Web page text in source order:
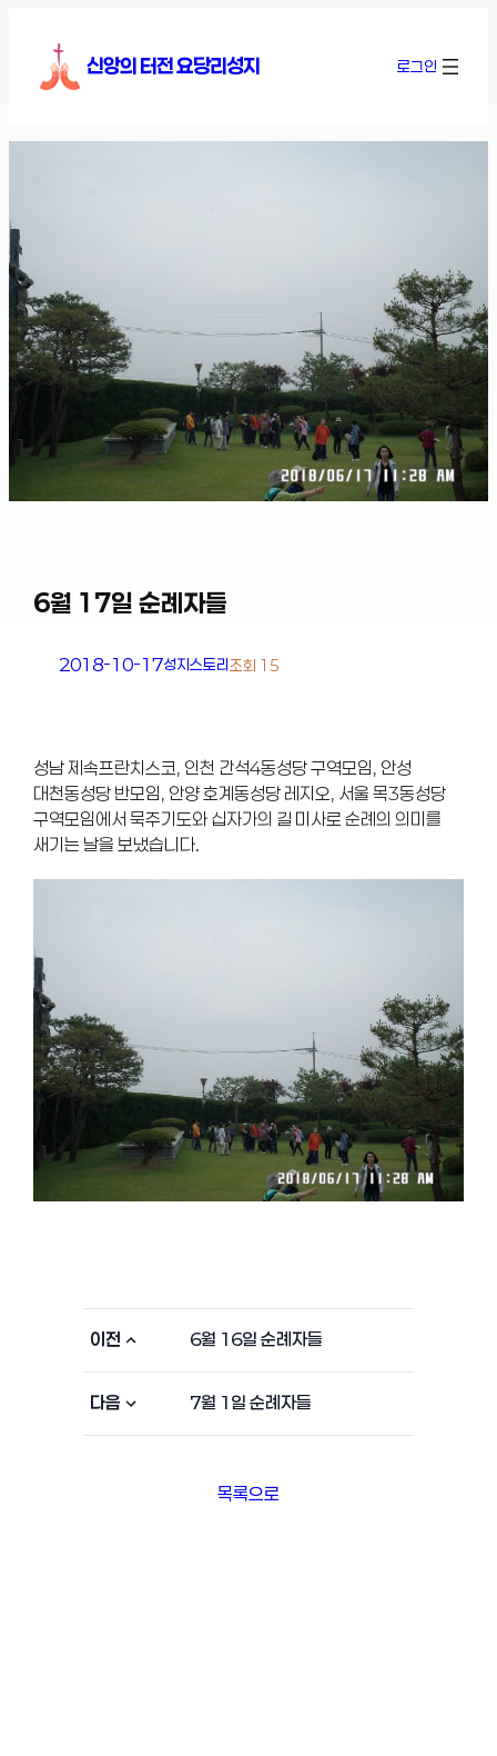
신앙의 터전 요당리성지 로그인
6월 17일 순례자들
2018-10-17성지스토리조회 15
성남 제속프란치스코, 인천 간석4동성당 구역모임, 안성
대천동성당 반모임, 안양 호계동성당 레지오, 서울 목3동성당
구역모임에서 묵주기도와 십자가의 길 미사로 순례의 의미를
새기는 날을 보냈습니다.
이전 6월 16일 순례자들
다음 7월 1일 순례자들
목록으로